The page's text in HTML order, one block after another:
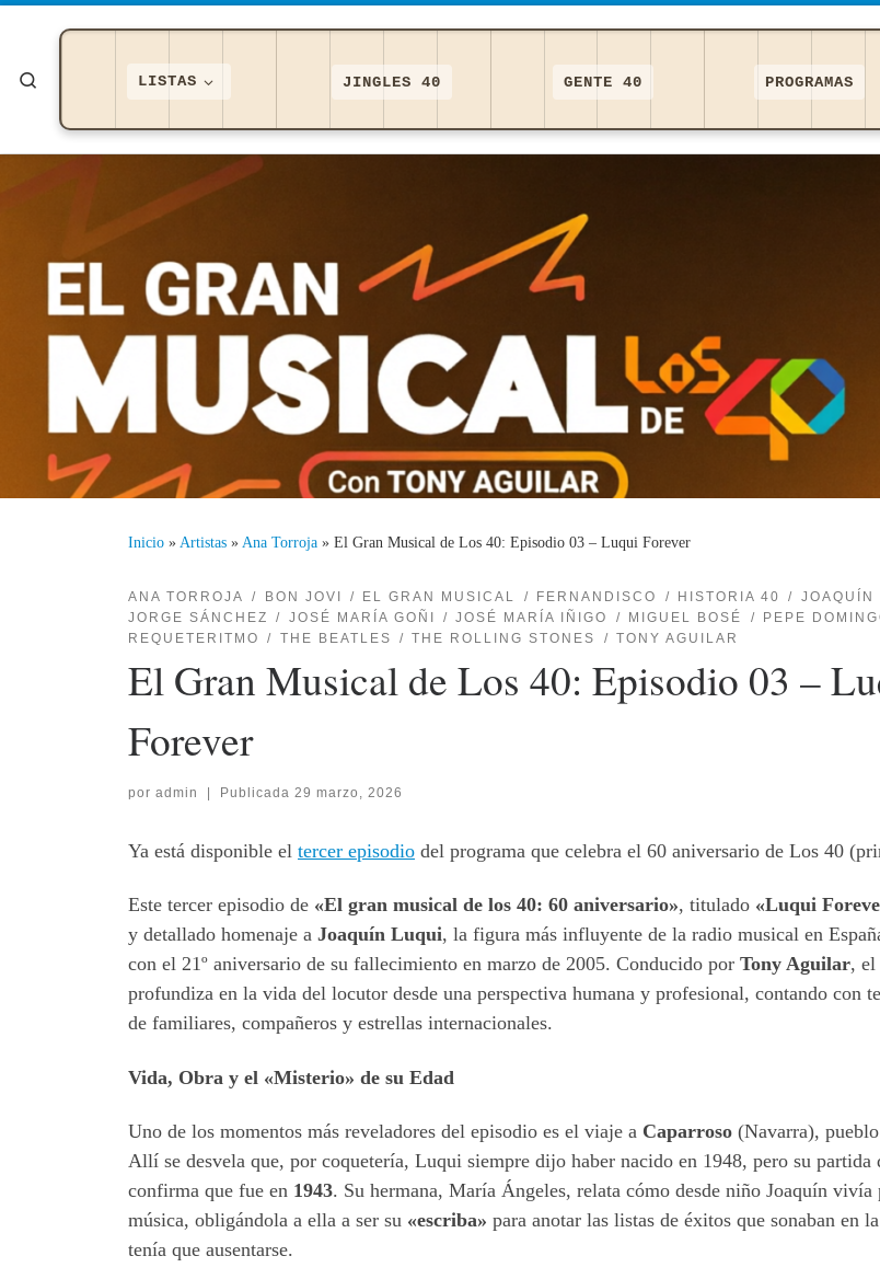
Saltar al contenido
LISTAS JINGLES 40 GENTE 40 PROGRAMAS
Inicio » Artistas » Ana Torroja » El Gran Musical de Los 40: Episodio 03 – Luqui Forever
ANA TORROJA BON JOVI EL GRAN MUSICAL FERNANDISCO HISTORIA 40
JOAQUÍN
JORGE SÁNCHEZ
JOSÉ MARÍA GOÑI JOSÉ MARÍA IÑIGO MIGUEL BOSÉ
PEPE
REQUETERITMO
THE BEATLES THE ROLLING STONES TONY AGUILAR
El Gran Musical de Los 40: Episodio 03 –
Forever
por admin | Publicada 29 marzo, 2026
Ya está disponible el tercer episodio del programa que celebra el 60 aniversario de Los 40
Este tercer episodio de «El gran musical de los 40: 60 aniversario», titulado «Luqui
y detallado homenaje a Joaquín Luqui, la figura más influyente de la radio musical en
con el 21º aniversario de su fallecimiento en marzo de 2005. Conducido por Tony Aguilar, el
profundiza en la vida del locutor desde una perspectiva humana y profesional, contando con
de familiares, compañeros y estrellas internacionales.
Vida, Obra y el «Misterio» de su Edad
Uno de los momentos más reveladores del episodio es el viaje a Caparroso (Navarra),
Allí se desvela que, por coquetería, Luqui siempre dijo haber nacido en 1948, pero su partida
confirma que fue en 1943. Su hermana, María Ángeles, relata cómo desde niño Joaquín vivía
música, obligándola a ella a ser su «escriba» para anotar las listas de éxitos que sonaban en
tenía que ausentarse.